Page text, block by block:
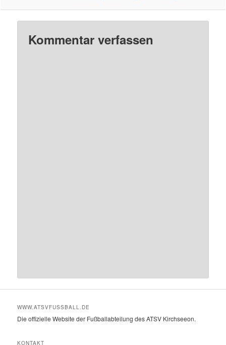
Kommentar verfassen
WWW.ATSVFUSSBALL.DE
Die offizielle Website der Fußballabteilung des ATSV Kirchseeon.
KONTAKT